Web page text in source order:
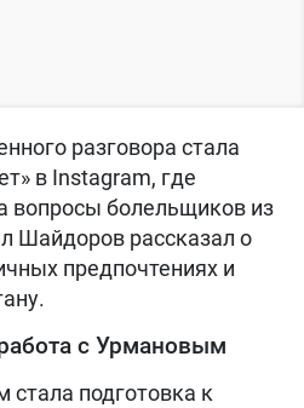
разговора стала
в Instagram, где
вопросы болельщиков из
Шайдоров рассказал о
предпочтениях и
с Урмановым
стала подготовка к